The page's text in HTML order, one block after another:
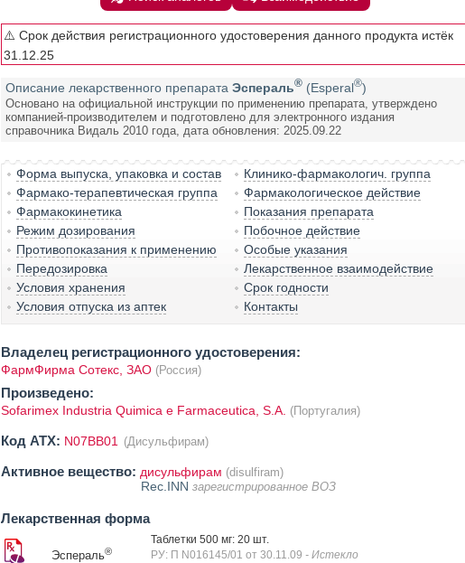
⚠️ Срок действия регистрационного удостоверения данного продукта истёк
31.12.25
Описание лекарственного препарата Эспераль® (Esperal®)
Основано на официальной инструкции по применению препарата, утверждено
компанией-производителем и подготовлено для электронного издания
справочника Видаль 2010 года, дата обновления: 2025.09.22
Форма выпуска, упаковка и состав
Клинико-фармакологич. группа
Фармако-терапевтическая группа
Фармакологическое действие
Фармакокинетика
Показания препарата
Режим дозирования
Побочное действие
Противопоказания к применению
Особые указания
Передозировка
Лекарственное взаимодействие
Условия хранения
Срок годности
Условия отпуска из аптек
Контакты
Владелец регистрационного удостоверения:
ФармФирма Сотекс, ЗАО (Россия)
Произведено:
Sofarimex Industria Quimica e Farmaceutica, S.A. (Португалия)
Код ATX: N07BB01 (Дисульфирам)
Активное вещество: дисульфирам (disulfiram)
Rec.INN зарегистрированное ВОЗ
Лекарственная форма
Эспераль®
Таблетки 500 мг: 20 шт.
РУ: П N016145/01 от 30.11.09 - Истекло